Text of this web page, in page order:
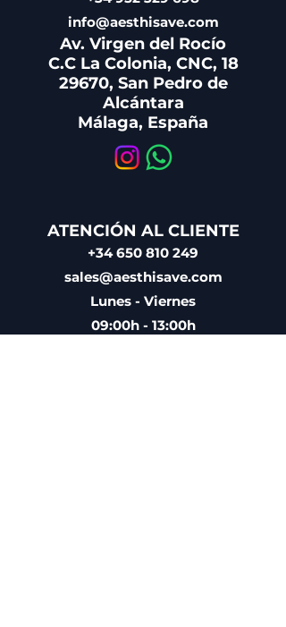
info@aesthisave.com
Av. Virgen del Rocío
C.C La Colonia, CNC, 18
29670, San Pedro de
Alcántara
Málaga, España
ATENCIÓN AL CLIENTE
+34 650 810 249
sales@aesthisave.com
Lunes - Viernes
09:00h - 13:00h